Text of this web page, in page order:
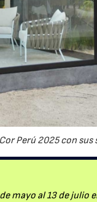
Perú 2025 con sus
mayo al 13 de julio